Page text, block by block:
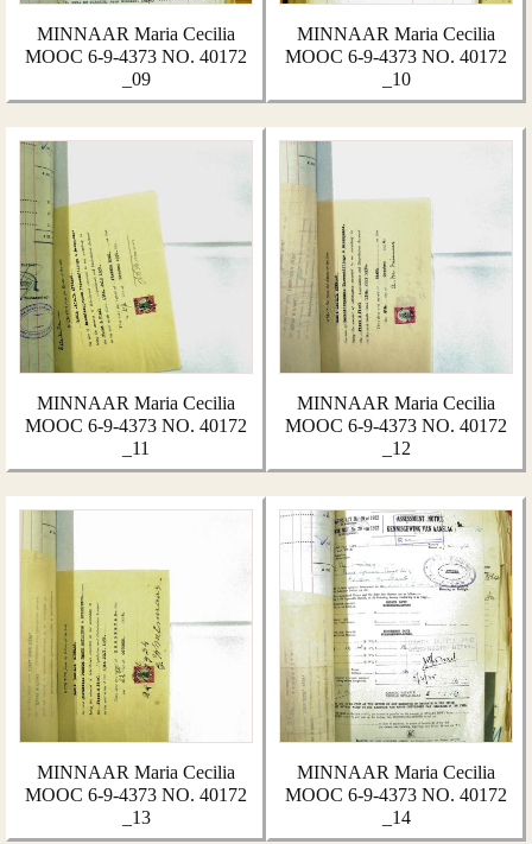
MINNAAR Maria Cecilia
MOOC 6-9-4373 NO. 40172
_09
MINNAAR Maria Cecilia
MOOC 6-9-4373 NO. 40172
_10
MINNAAR Maria Cecilia
MOOC 6-9-4373 NO. 40172
_11
MINNAAR Maria Cecilia
MOOC 6-9-4373 NO. 40172
_12
MINNAAR Maria Cecilia
MOOC 6-9-4373 NO. 40172
_13
MINNAAR Maria Cecilia
MOOC 6-9-4373 NO. 40172
_14